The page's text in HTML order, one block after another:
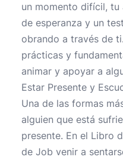
un momento difícil,
de esperanza y un
obrando a través de
prácticas y
animar y apoyar a
Estar Presente y
Una de las formas
alguien que está
presente. En el Libro
de Job venir a